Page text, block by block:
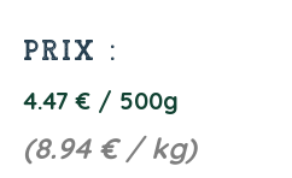
PRIX :
4.47 € / 500g
(8.94 € / kg)